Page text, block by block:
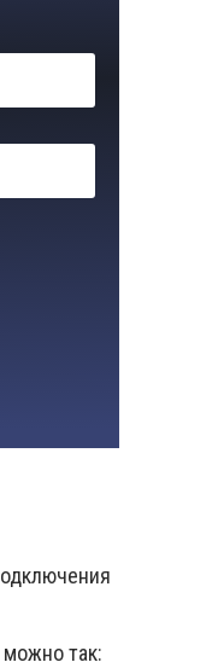
так: